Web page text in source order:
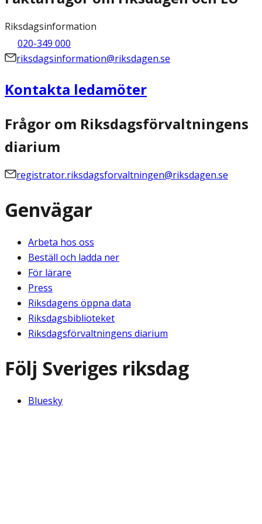
Riksdagsinformation
020-349 000
riksdagsinformation@riksdagen.se
Kontakta ledamöter
Frågor om Riksdagsförvaltningens
diarium
registrator.riksdagsforvaltningen@riksdagen.se
Genvägar
Arbeta hos oss
Beställ och ladda ner
För lärare
Press
Riksdagens öppna data
Riksdagsbiblioteket
Riksdagsförvaltningens diarium
Följ Sveriges riksdag
Bluesky